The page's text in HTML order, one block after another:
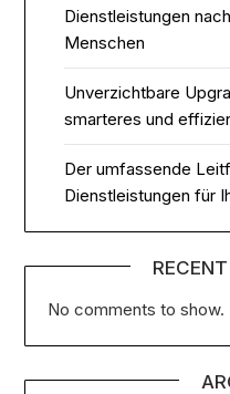
Dienstleistungen
Menschen
Unverzichtbare
smarteres und
Der umfassende
Dienstleistungen für
No comments to show.